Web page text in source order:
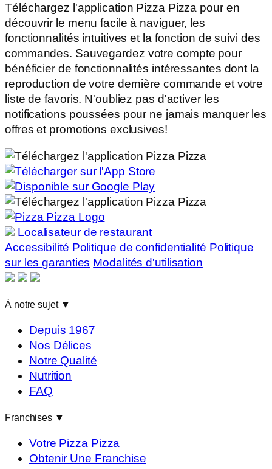
Téléchargez l'application Pizza Pizza pour en
découvrir le menu facile à naviguer, les
fonctionnalités intuitives et la fonction de suivi des
commandes. Sauvegardez votre compte pour
bénéficier de fonctionnalités intéressantes dont la
reproduction de votre dernière commande et votre
liste de favoris. N'oubliez pas d'activer les
notifications poussées pour ne jamais manquer les
offres et promotions exclusives!
Localisateur de restaurant
Accessibilité Politique de confidentialité Politique
sur les garanties Modalités d'utilisation
À notre sujet ▼
Depuis 1967
Nos Délices
Notre Qualité
Nutrition
FAQ
Franchises ▼
Votre Pizza Pizza
Obtenir Une Franchise